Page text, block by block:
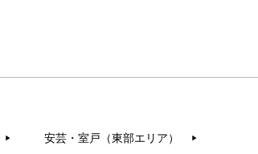
▶︎ 安芸・室戸（東部エリア） ▶︎